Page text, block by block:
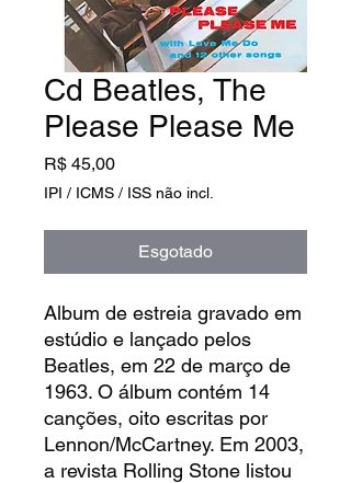
Cd Beatles, The
Please Please Me
R$ 45,00Preço
IPI / ICMS / ISS não incl.
Esgotado
Album de estreia gravado em
estúdio e lançado pelos
Beatles, em 22 de março de
1963. O álbum contém 14
canções, oito escritas por
Lennon/McCartney. Em 2003,
a revista Rolling Stone listou